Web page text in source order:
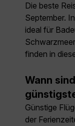
Die beste
September.
ideal für
finden in
Wann
Günstige
der